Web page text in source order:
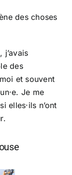
des choses
j’avais
des
et souvent
Je me
elles·ils n’ont